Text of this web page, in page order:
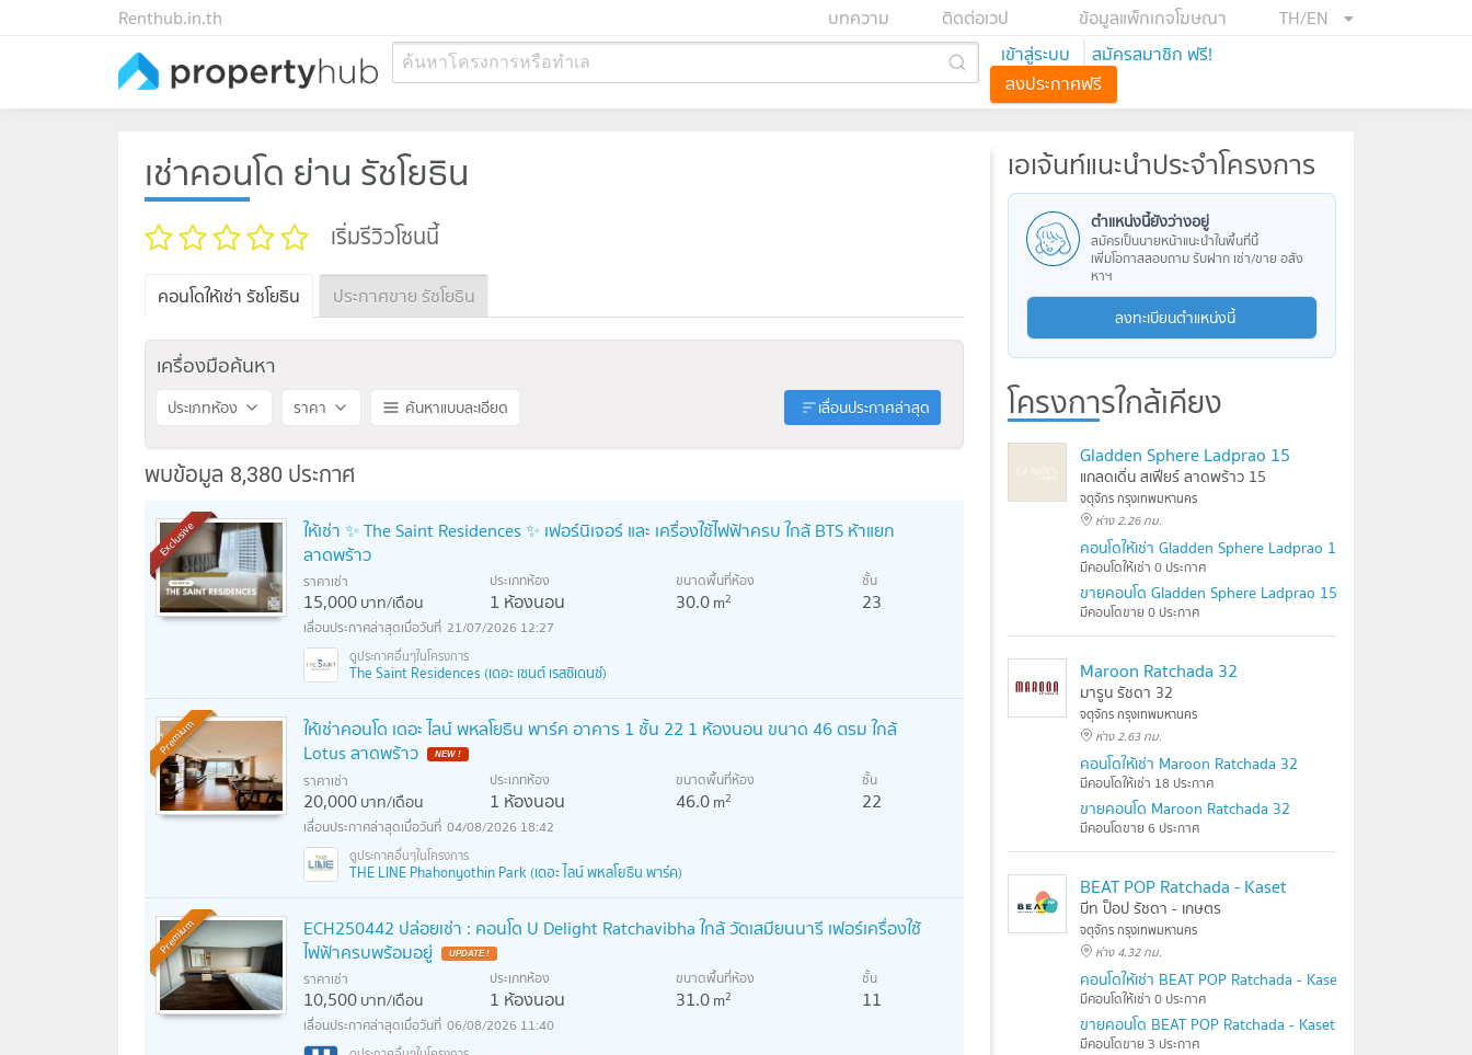
TH/EN
ข้อมูลแพ็กเกจโฆษณา
ติดต่อเวป
บทความ
Renthub.in.th
ค้นหาโครงการหรือทำเล เข้าสู่ระบบ
สมัครสมาชิก ฟรี!
ลงประกาศฟรี
เช่าคอนโด ย่าน รัชโยธิน
เริ่มรีวิวโซนนี้
คอนโดให้เช่า รัชโยธิน ประกาศขาย รัชโยธิน
เครื่องมือค้นหา
ประเภทห้อง ราคา ค้นหาแบบละเอียด เลื่อนประกาศล่าสุด
พบข้อมูล 8,380 ประกาศ
Exclusive
ให้เช่า ✨ The Saint Residences ✨ เฟอร์นิเจอร์ และ เครื่องใช้ไฟฟ้าครบ ใกล้ BTS ห้าแยก
ลาดพร้าว
ราคาเช่า
15,000บาท/เดือน
ประเภทห้อง
1 ห้องนอน
ขนาดพื้นที่ห้อง
30.0m2
ชั้น
23
21/07/2026 12:27
The Saint Residences (เดอะ เซนต์ เรสซิเดนซ์)
Premium
ให้เช่าคอนโด เดอะ ไลน์ พหลโยธิน พาร์ค อาคาร 1 ชั้น 22 1 ห้องนอน ขนาด 46 ตรม ใกล้
Lotus ลาดพร้าว
NEW !
ราคาเช่า
20,000บาท/เดือน
ประเภทห้อง
1 ห้องนอน
ขนาดพื้นที่ห้อง
46.0m2
ชั้น
22
04/08/2026 18:42
THE LINE Phahonyothin Park (เดอะ ไลน์ พหลโยธิน พาร์ค)
Premium
ECH250442 ปล่อยเช่า : คอนโด U Delight Ratchavibha ใกล้ วัดเสมียนนารี เฟอร์เครื่องใช้
ไฟฟ้าครบพร้อมอยู่
UPDATE !
ราคาเช่า
10,500บาท/เดือน
ประเภทห้อง
1 ห้องนอน
ขนาดพื้นที่ห้อง
31.0m2
ชั้น
11
06/08/2026 11:40
เอเจ้นท์แนะนำประจำโครงการ
ตำแหน่งนี้ยังว่างอยู่
สมัครเป็นนายหน้าแนะนำในพื้นที่นี้
เพิ่มโอกาสสอบถาม รับฝาก เช่า/ขาย อสัง
หาฯ
ลงทะเบียนตำแหน่งนี้
โครงการใกล้เคียง
Gladden Sphere Ladprao 15
แกลดเดิ่น สเฟียร์ ลาดพร้าว 15
จตุจักร กรุงเทพมหานคร
ห่าง 2.26 กม.
คอนโดให้เช่า Gladden Sphere Ladprao 15
มีคอนโดให้เช่า 0 ประกาศ
ขายคอนโด Gladden Sphere Ladprao 15
มีคอนโดขาย 0 ประกาศ
Maroon Ratchada 32
มารูน รัชดา 32
จตุจักร กรุงเทพมหานคร
ห่าง 2.63 กม.
คอนโดให้เช่า Maroon Ratchada 32
มีคอนโดให้เช่า 18 ประกาศ
ขายคอนโด Maroon Ratchada 32
มีคอนโดขาย 6 ประกาศ
BEAT POP Ratchada - Kaset
บีท ป็อป รัชดา - เกษตร
จตุจักร กรุงเทพมหานคร
ห่าง 4.32 กม.
คอนโดให้เช่า BEAT POP Ratchada - Kaset
มีคอนโดให้เช่า 0 ประกาศ
ขายคอนโด BEAT POP Ratchada - Kaset
มีคอนโดขาย 3 ประกาศ